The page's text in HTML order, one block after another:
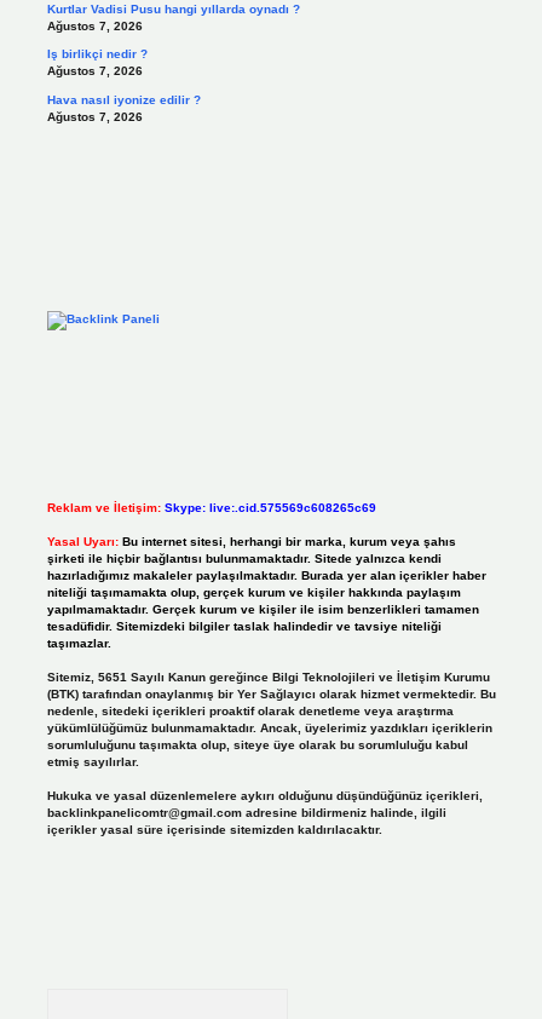
Kurtlar Vadisi Pusu hangi yıllarda oynadı ?
Ağustos 7, 2026
Iş birlikçi nedir ?
Ağustos 7, 2026
Hava nasıl iyonize edilir ?
Ağustos 7, 2026
Reklam ve İletişim: Skype: live:.cid.575569c608265c69
Yasal Uyarı: Bu internet sitesi, herhangi bir marka, kurum veya şahıs
şirketi ile hiçbir bağlantısı bulunmamaktadır. Sitede yalnızca kendi
hazırladığımız makaleler paylaşılmaktadır. Burada yer alan içerikler haber
niteliği taşımamakta olup, gerçek kurum ve kişiler hakkında paylaşım
yapılmamaktadır. Gerçek kurum ve kişiler ile isim benzerlikleri tamamen
tesadüfidir. Sitemizdeki bilgiler taslak halindedir ve tavsiye niteliği
taşımazlar.
Sitemiz, 5651 Sayılı Kanun gereğince Bilgi Teknolojileri ve İletişim Kurumu
(BTK) tarafından onaylanmış bir Yer Sağlayıcı olarak hizmet vermektedir. Bu
nedenle, sitedeki içerikleri proaktif olarak denetleme veya araştırma
yükümlülüğümüz bulunmamaktadır. Ancak, üyelerimiz yazdıkları içeriklerin
sorumluluğunu taşımakta olup, siteye üye olarak bu sorumluluğu kabul
etmiş sayılırlar.
Hukuka ve yasal düzenlemelere aykırı olduğunu düşündüğünüz içerikleri,
backlinkpanelicomtr@gmail.comadresine bildirmeniz halinde, ilgili
içerikler yasal süre içerisinde sitemizden kaldırılacaktır.